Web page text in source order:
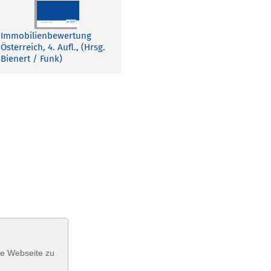
Immobilienbewertung
Österreich, 4. Aufl., (Hrsg.
Bienert / Funk)
Webseite zu